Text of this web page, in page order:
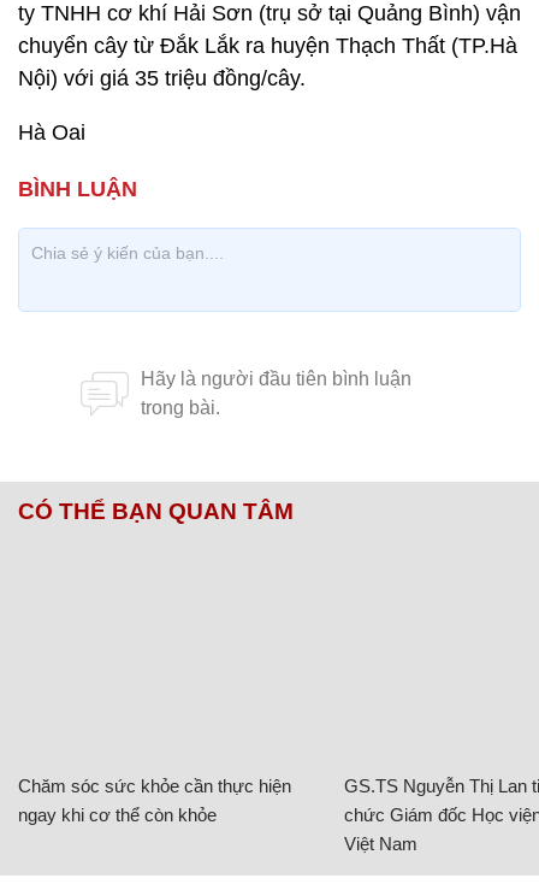
ty TNHH cơ khí Hải Sơn (trụ sở tại Quảng Bình) vận
chuyển cây từ Đắk Lắk ra huyện Thạch Thất (TP.Hà
Nội) với giá 35 triệu đồng/cây.
Hà Oai
CÓ THỂ BẠN QUAN TÂM
Chăm sóc sức khỏe cần thực hiện
ngay khi cơ thể còn khỏe
GS.TS Nguyễn Thị Lan
chức Giám đốc Học
Việt Nam